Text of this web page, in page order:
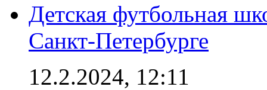
Детская футбольная
Санкт-Петербурге
12.2.2024, 12:11